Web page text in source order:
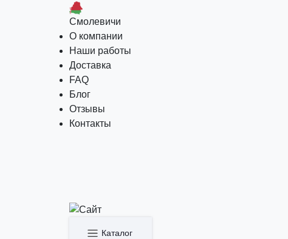
Смолевичи
О компании
Наши работы
Доставка
FAQ
Блог
Отзывы
Контакты
Каталог